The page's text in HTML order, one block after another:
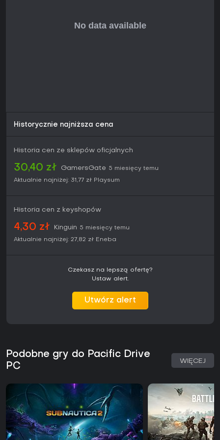
Historycznie najniższa cena
Historia cen ze sklepów oficjalnych
30,40 zł GamersGate 5 miesięcy temu
Aktualnie najniżej: 31,77 zł Playsum
Historia cen z keyshopów
4,30 zł Kinguin 5 miesięcy temu
Aktualnie najniżej: 27,82 zł Eneba
Czekasz na lepszą ofertę?
Ustaw alert.
Utwórz alert
Podobne gry do Pacific Drive
PC
WIĘCEJ